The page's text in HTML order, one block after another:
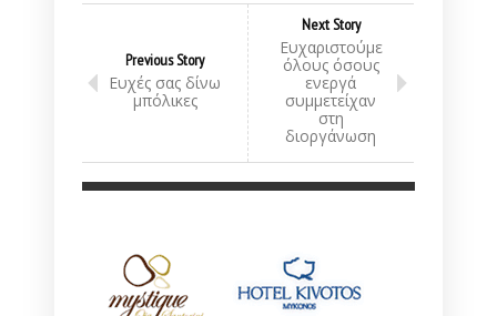
Previous Story
Ευχές σας δίνω
μπόλικες
Next Story
Ευχαριστούμε
όλους όσους
ενεργά
συμμετείχαν
στη
διοργάνωση